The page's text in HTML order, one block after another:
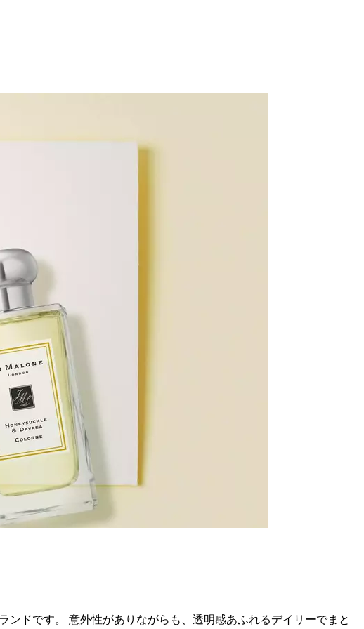
ドです。 意外性がありながらも、透明感あふれるデイリーでまと